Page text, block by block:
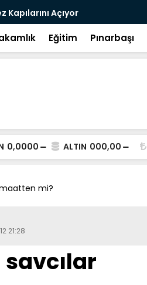
Tarihi Sınavı
Eğitim Pınarbaşı
0,0000 ALTIN 000,00
mi?
21:28